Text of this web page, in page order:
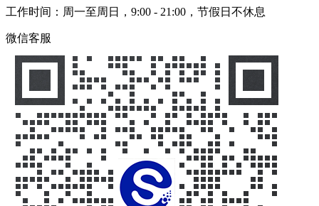
工作时间：周一至周日，9:00 - 21:00，节假日不休息
微信客服